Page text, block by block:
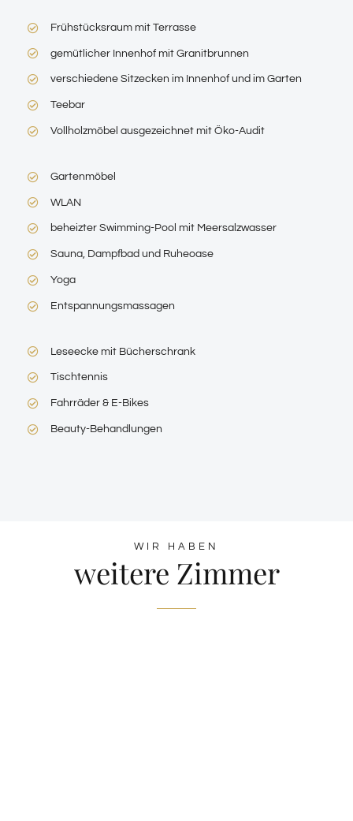
Frühstücksraum mit Terrasse
gemütlicher Innenhof mit Granitbrunnen
verschiedene Sitzecken im Innenhof und im Garten
Teebar
Vollholzmöbel ausgezeichnet mit Öko-Audit
Gartenmöbel
WLAN
beheizter Swimming-Pool mit Meersalzwasser
Sauna, Dampfbad und Ruheoase
Yoga
Entspannungsmassagen
Leseecke mit Bücherschrank
Tischtennis
Fahrräder & E-Bikes
Beauty-Behandlungen
WIR HABEN
weitere Zimmer